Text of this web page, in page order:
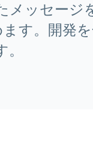
ッセージ
す。開発